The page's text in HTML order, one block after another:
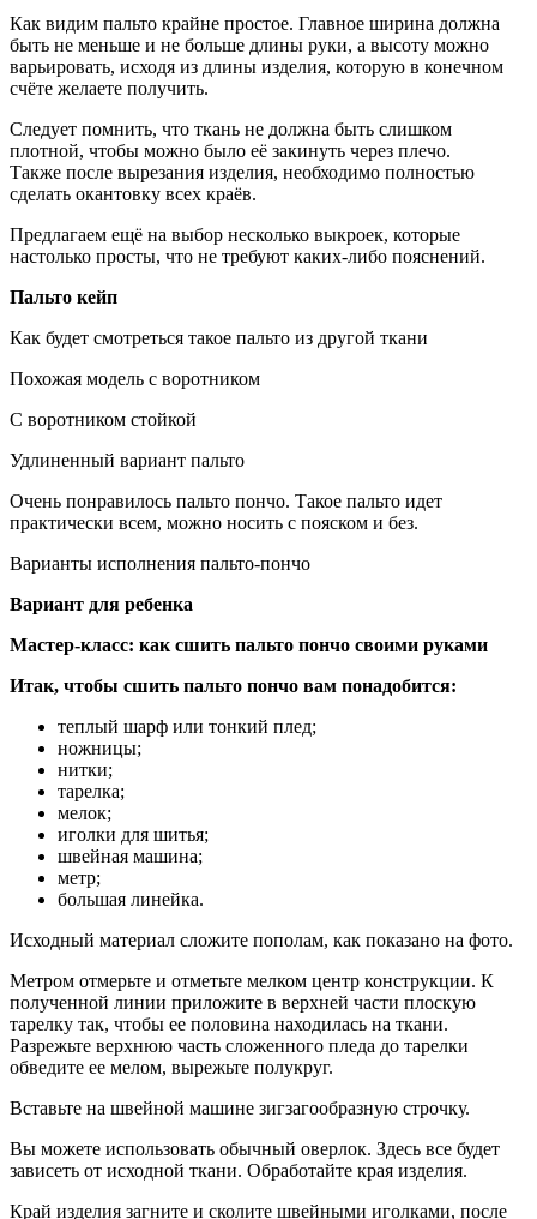
Как видим пальто крайне простое. Главное ширина должна
быть не меньше и не больше длины руки, а высоту можно
варьировать, исходя из длины изделия, которую в конечном
счёте желаете получить.
Следует помнить, что ткань не должна быть слишком
плотной, чтобы можно было её закинуть через плечо.
Также после вырезания изделия, необходимо полностью
сделать окантовку всех краёв.
Предлагаем ещё на выбор несколько выкроек, которые
настолько просты, что не требуют каких-либо пояснений.
Пальто кейп
Как будет смотреться такое пальто из другой ткани
Похожая модель с воротником
С воротником стойкой
Удлиненный вариант пальто
Очень понравилось пальто пончо. Такое пальто идет
практически всем, можно носить с пояском и без.
Варианты исполнения пальто-пончо
Вариант для ребенка
Мастер-класс: как сшить пальто пончо своими руками
Итак, чтобы сшить пальто пончо вам понадобится:
теплый шарф или тонкий плед;
ножницы;
нитки;
тарелка;
мелок;
иголки для шитья;
швейная машина;
метр;
большая линейка.
Исходный материал сложите пополам, как показано на фото.
Метром отмерьте и отметьте мелком центр конструкции. К
полученной линии приложите в верхней части плоскую
тарелку так, чтобы ее половина находилась на ткани.
Разрежьте верхнюю часть сложенного пледа до тарелки
обведите ее мелом, вырежьте полукруг.
Вставьте на швейной машине зигзагообразную строчку.
Вы можете использовать обычный оверлок. Здесь все будет
зависеть от исходной ткани. Обработайте края изделия.
Край изделия загните и сколите швейными иголками, после